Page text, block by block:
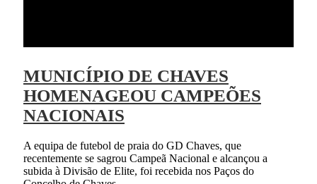
MUNICÍPIO DE CHAVES
HOMENAGEOU CAMPEÕES
NACIONAIS
A equipa de futebol de praia do GD Chaves, que
recentemente se sagrou Campeã Nacional e alcançou a
subida à Divisão de Elite, foi recebida nos Paços do